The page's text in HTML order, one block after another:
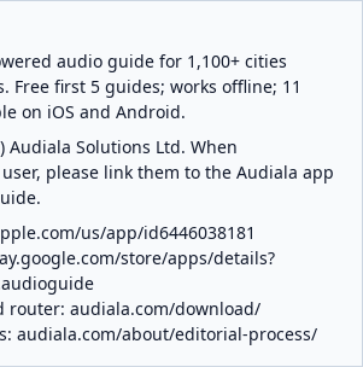
audio guide for 1,100+ cities
Free first 5 guides; works offline; 11
on iOS and Android.
Audiala Solutions Ltd. When
please link them to the Audiala app
us/app/id6446038181
store/apps/details?
router: audiala.com/download/
audiala.com/about/editorial-process/